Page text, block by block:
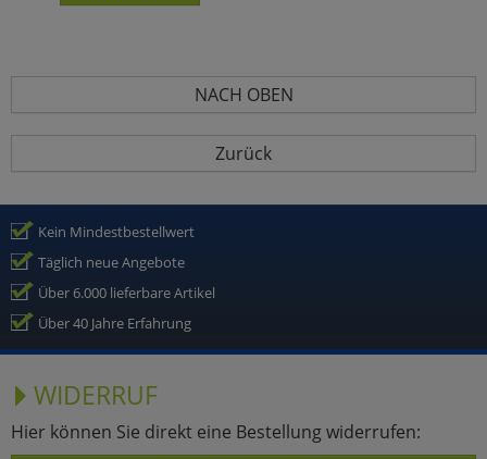
NACH OBEN
Zurück
Kein Mindestbestellwert
Täglich neue Angebote
Über 6.000 lieferbare Artikel
Über 40 Jahre Erfahrung
WIDERRUF
Hier können Sie direkt eine Bestellung widerrufen: